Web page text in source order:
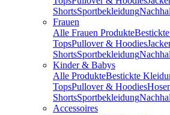
ShortsSportbekleidung
Frauen
Alle Frauen Produkte
TopsPullover & Hoodies
ShortsSportbekleidung
Kinder & Babys
Alle ProdukteBestickte
TopsPullover & Hoodies
ShortsSportbekleidung
Accessoires